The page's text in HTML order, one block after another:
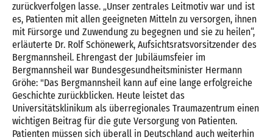
zurückverfolgen lasse. „Unser zentrales Leitmotiv war und ist
es, Patienten mit allen geeigneten Mitteln zu versorgen, ihnen
mit Fürsorge und Zuwendung zu begegnen und sie zu heilen“,
erläuterte Dr. Rolf Schönewerk, Aufsichtsratsvorsitzender des
Bergmannsheil. Ehrengast der Jubiläumsfeier im
Bergmannsheil war Bundesgesundheitsminister Hermann
Gröhe: "Das Bergmannsheil kann auf eine lange erfolgreiche
Geschichte zurückblicken. ‎Heute leistet das
Universitätsklinikum als überregionales Traumazentrum einen
wichtigen Beitrag für die gute Versorgung von Patienten.
Patienten müssen sich überall in Deutschland auch weiterhin